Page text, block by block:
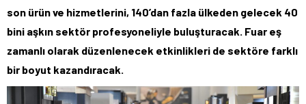
son ürün ve hizmetlerini, 140’dan fazla ülkeden gelecek 40
bini aşkın sektör profesyoneliyle buluşturacak. Fuar eş
zamanlı olarak düzenlenecek etkinlikleri de sektöre farklı
bir boyut kazandıracak.